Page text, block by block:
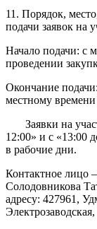
11. Порядок,
подачи заявок на
Начало подачи: с
проведении
Окончание
местному
Заявки на
12:00» и с «13:00
в рабочие дни.
Контактное лицо
Солодовникова
адресу: 427961,